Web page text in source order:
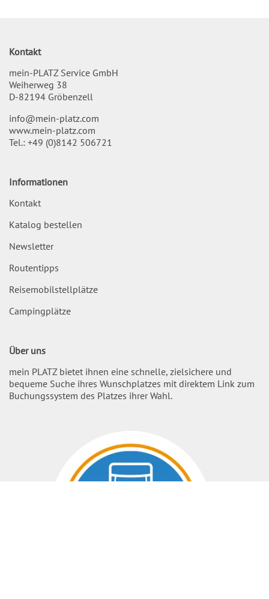
Kontakt
mein-PLATZ Service GmbH
Weiherweg 38
D-82194 Gröbenzell
info@mein-platz.com
www.mein-platz.com
Tel.: +49 (0)8142 506721
Informationen
Kontakt
Katalog bestellen
Newsletter
Routentipps
Reisemobilstellplätze
Campingplätze
Über uns
mein PLATZ bietet ihnen eine schnelle, zielsichere und
bequeme Suche ihres Wunschplatzes mit direktem Link zum
Buchungssystem des Platzes ihrer Wahl.